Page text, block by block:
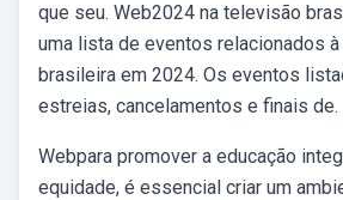
que seu. Web2024 na televisão
uma lista de eventos relacionados
brasileira em 2024. Os eventos
estreias, cancelamentos e finais de.
Webpara promover a educação
equidade, é essencial criar um